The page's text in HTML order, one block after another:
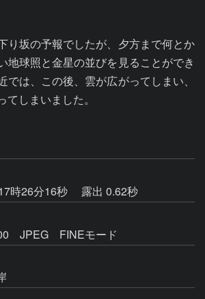
り坂の予報でしたが、夕方まで何とか
地球照と金星の並びを見ることができ
では、この後、雲が広がってしまい、
しまいました。
時26分16秒
露出 0.62秒
JPEG FINEモード